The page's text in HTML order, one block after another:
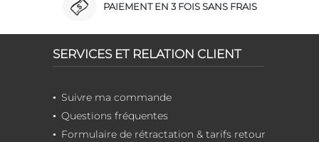
PAIEMENT EN 3 FOIS SANS FRAIS
SERVICES ET RELATION CLIENT
Suivre ma commande
Questions fréquentes
Formulaire de rétractation & tarifs retour